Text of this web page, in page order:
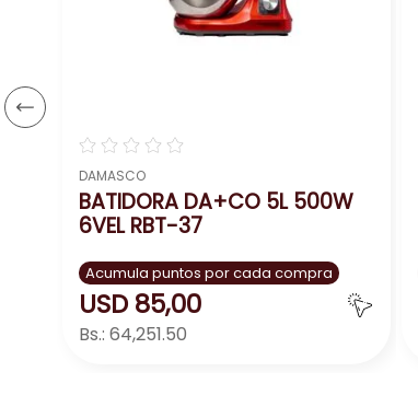
☆☆☆☆☆
DAMASCO
BATIDORA DA+CO 5L 500W
6VEL RBT-37
Acumula puntos por cada compra
USD 85,00
Bs.: 64,251.50